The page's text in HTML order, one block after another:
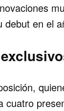
debut en el
cuatro